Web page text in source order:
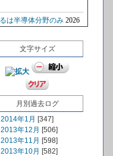
文字サイズ
月別過去ログ
2014年1月 [347]
2013年12月 [506]
2013年11月 [598]
2013年10月 [582]